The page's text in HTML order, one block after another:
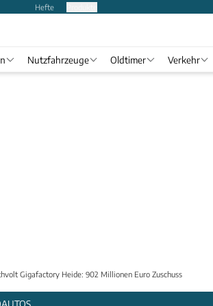
Hefte
Nutzfahrzeuge Oldtimer Verkehr
Gigafactory Heide: 902 Millionen Euro Zuschuss